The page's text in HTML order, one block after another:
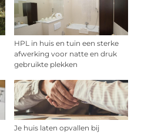
HPL in huis en tuin een sterke
afwerking voor natte en druk
gebruikte plekken
Je huis laten opvallen bij